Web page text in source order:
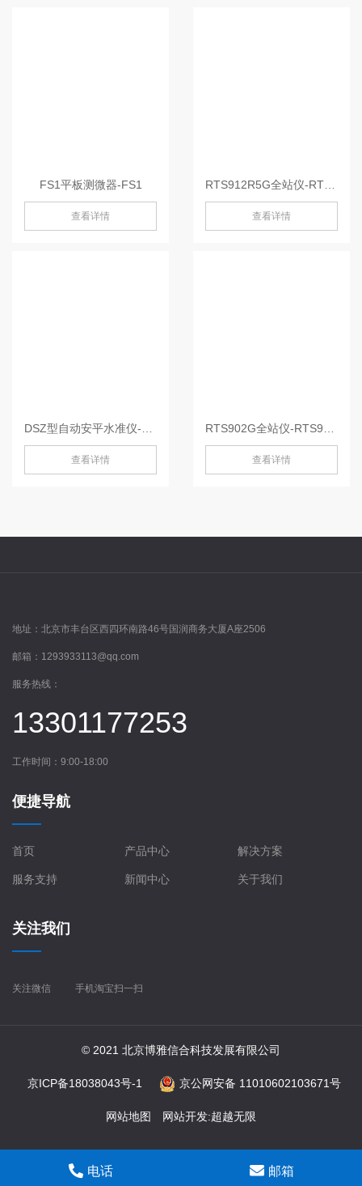
FS1平板测微器-FS1
查看详情 查看详情
查看详情 查看详情
地址： 北京市丰台区西四环南路46号国润商务大厦A座2506
邮箱： 1293933113@qq.com
服务热线：
13301177253
工作时间：9:00-18:00
便捷导航
首页 产品中心 解决方案
服务支持 新闻中心 关于我们
关注我们
关注微信 手机淘宝扫一扫
© 2021 北京博雅信合科技发展有限公司
京ICP备18038043号-1 京公网安备 11010602103671号
网站地图 网站开发:超越无限
电话 邮箱